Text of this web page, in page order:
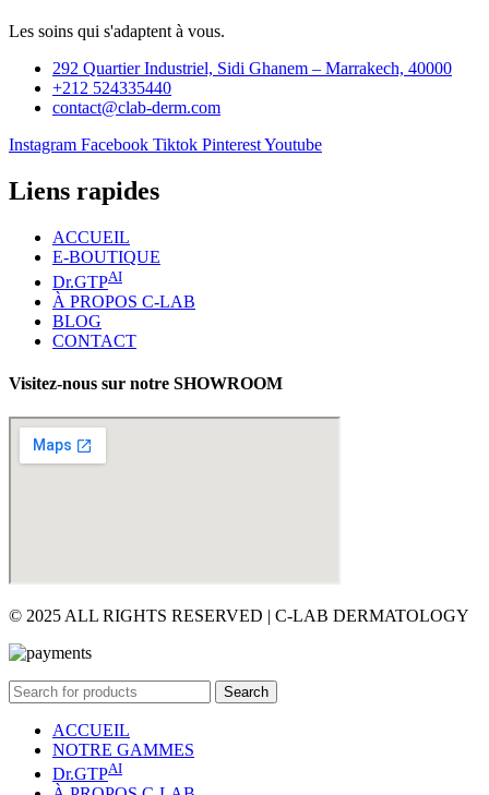
Les soins qui s'adaptent à vous.
292 Quartier Industriel, Sidi Ghanem – Marrakech, 40000
+212 524335440
contact@clab-derm.com
Instagram Facebook Tiktok PinterestYoutube
Liens rapides
ACCUEIL
E-BOUTIQUE
Dr.GTPAI
À PROPOS C-LAB
BLOG
CONTACT
Visitez-nous sur notre SHOWROOM
© 2025 ALL RIGHTS RESERVED | C-LAB DERMATOLOGY
Search
ACCUEIL
NOTRE GAMMES
Dr.GTPAI